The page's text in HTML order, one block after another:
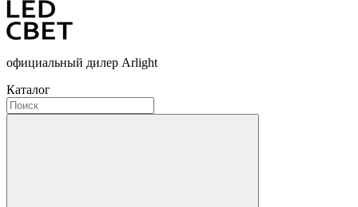
официальный дилер Arlight
Каталог